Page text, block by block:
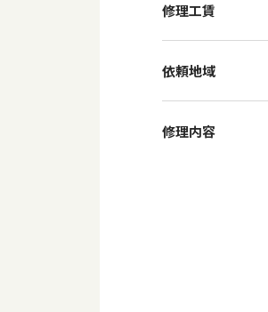
修理工賃
依頼地域
修理内容